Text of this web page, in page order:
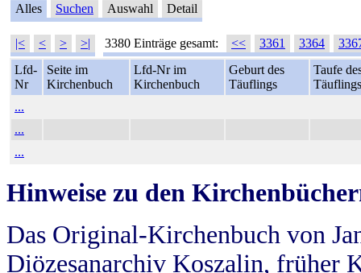
Alles Suchen Auswahl Detail
|< < > >| 3380 Einträge gesamt: << 3361 3364
Lfd-
Nr
Seite im
Kirchenbuch
Lfd-Nr im
Kirchenbuch
Geburt des
Täuflings
Taufe
Täuflings
...
...
...
Hinweise zu den
Das Original-Kirchenbuch von
Diözesanarchiv Koszalin, früher